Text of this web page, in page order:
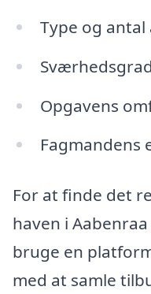
Type og
Opgavens
Fagmandens
For at finde det
haven i
bruge en
med at samle